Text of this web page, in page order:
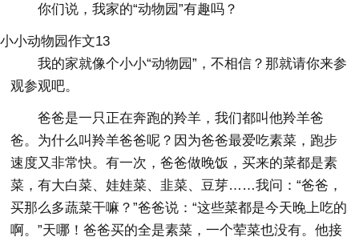
你们说，我家的“动物园”有趣吗？
小小动物园作文13
我的家就像个小小“动物园”，不相信？那就请你来参
观参观吧。
爸爸是一只正在奔跑的羚羊，我们都叫他羚羊爸
爸。为什么叫羚羊爸爸呢？因为爸爸最爱吃素菜，跑步
速度又非常快。有一次，爸爸做晚饭，买来的菜都是素
菜，有大白菜、娃娃菜、韭菜、豆芽……我问：“爸爸，
买那么多蔬菜干嘛？”爸爸说：“这些菜都是今天晚上吃的
啊。”天哪！爸爸买的全是素菜，一个荤菜也没有。他接